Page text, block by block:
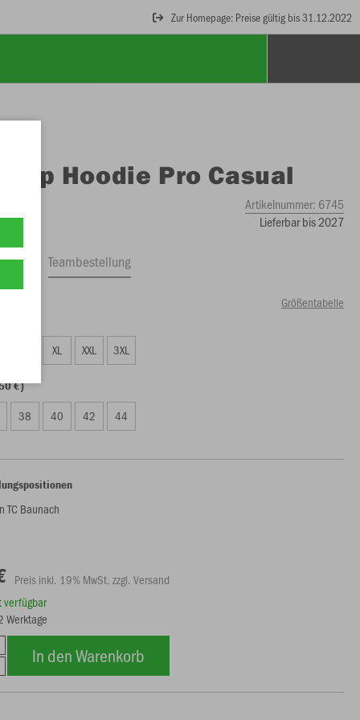
Zur Homepage: Preise gültig bis 31.12.2022
Zip Hoodie Pro Casual
Artikelnummer: 6745
Lieferbar bis 2027
Teambestellung
Größentabelle
XL XXL 3XL
€)
38 40 42 44
TC Baunach
Preis inkl. 19% MwSt. zzgl. Versand
verfügbar
Werktage
In den Warenkorb